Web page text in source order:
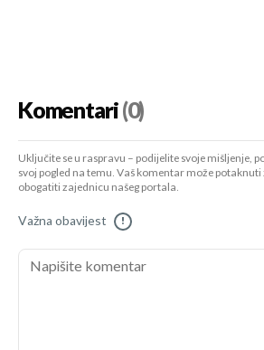
Komentari(0)
Uključite se u raspravu – podijelite svoje mišljenje,
svoj pogled na temu. Vaš komentar može
obogatiti zajednicu našeg portala.
Važna obavijest !